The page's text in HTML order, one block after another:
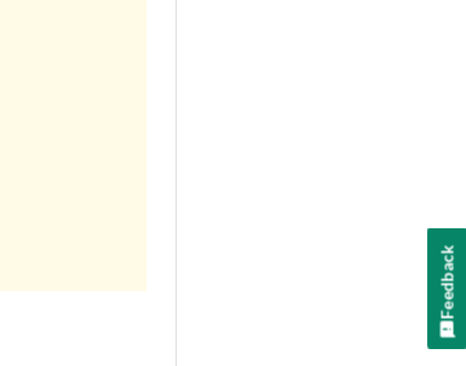
Feedback